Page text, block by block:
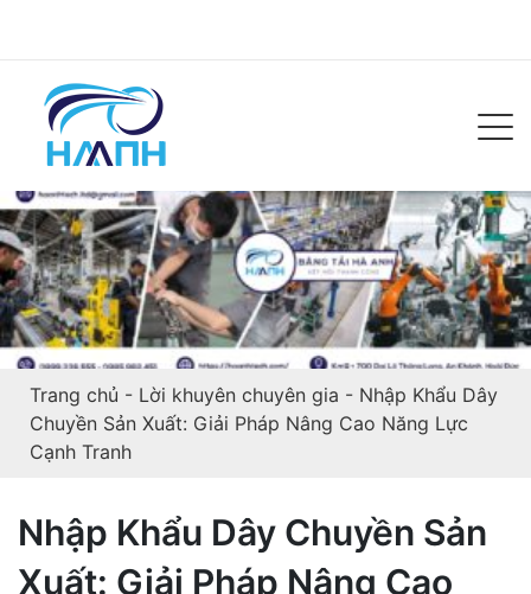
Trang chủ - Lời khuyên chuyên gia - Nhập Khẩu Dây
Chuyền Sản Xuất: Giải Pháp Nâng Cao Năng Lực
Cạnh Tranh
Nhập Khẩu Dây Chuyền Sản
Xuất: Giải Pháp Nâng Cao